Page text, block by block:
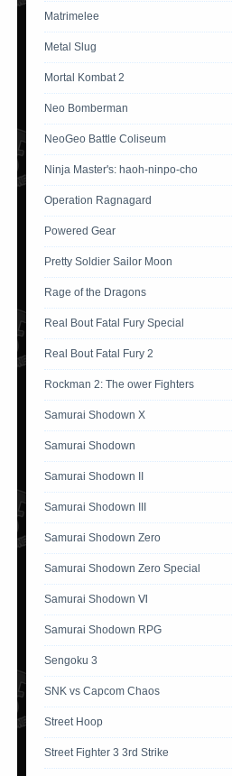
Matrimelee
Metal Slug
Mortal Kombat 2
Neo Bomberman
NeoGeo Battle Coliseum
Ninja Master's: haoh-ninpo-cho
Operation Ragnagard
Powered Gear
Pretty Soldier Sailor Moon
Rage of the Dragons
Real Bout Fatal Fury Special
Real Bout Fatal Fury 2
Rockman 2: The ower Fighters
Samurai Shodown X
Samurai Shodown
Samurai Shodown II
Samurai Shodown III
Samurai Shodown Zero
Samurai Shodown Zero Special
Samurai Shodown Ⅵ
Samurai Shodown RPG
Sengoku 3
SNK vs Capcom Chaos
Street Hoop
Street Fighter 3 3rd Strike